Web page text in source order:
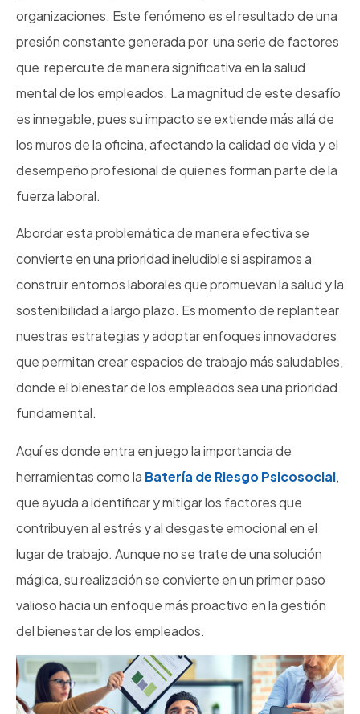
organizaciones. Este fenómeno es el resultado de una
presión constante generada por una serie de factores
que repercute de manera significativa en la salud
mental de los empleados. La magnitud de este desafío
es innegable, pues su impacto se extiende más allá de
los muros de la oficina, afectando la calidad de vida y el
desempeño profesional de quienes forman parte de la
fuerza laboral.
Abordar esta problemática de manera efectiva se
convierte en una prioridad ineludible si aspiramos a
construir entornos laborales que promuevan la salud y la
sostenibilidad a largo plazo. Es momento de replantear
nuestras estrategias y adoptar enfoques innovadores
que permitan crear espacios de trabajo más saludables,
donde el bienestar de los empleados sea una prioridad
fundamental.
Aquí es donde entra en juego la importancia de
herramientas como la Batería de Riesgo Psicosocial,
que ayuda a identificar y mitigar los factores que
contribuyen al estrés y al desgaste emocional en el
lugar de trabajo. Aunque no se trate de una solución
mágica, su realización se convierte en un primer paso
valioso hacia un enfoque más proactivo en la gestión
del bienestar de los empleados.